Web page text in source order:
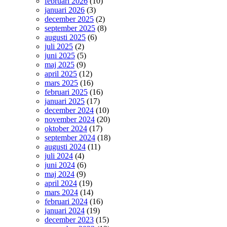
januari 2026 (3)
december 2025 (2)
september 2025 (8)
augusti 2025 (6)
juli 2025 (2)
juni 2025 (5)
maj 2025 (9)
april 2025 (12)
mars 2025 (16)
februari 2025 (16)
januari 2025 (17)
december 2024 (10)
november 2024 (20)
oktober 2024 (17)
september 2024 (18)
augusti 2024 (11)
juli 2024 (4)
juni 2024 (6)
maj 2024 (9)
april 2024 (19)
mars 2024 (14)
februari 2024 (16)
januari 2024 (19)
december 2023 (15)